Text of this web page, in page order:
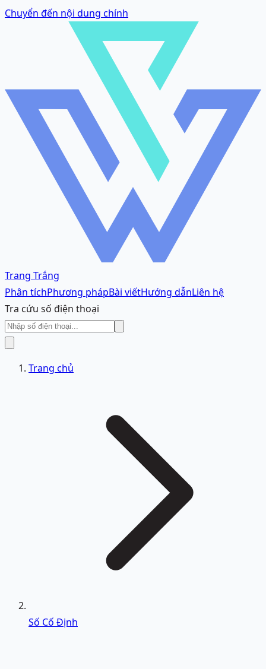
Chuyển đến nội dung chính
Trang Trắng
Phân tíchPhương phápBài viếtHướng dẫnLiên hệ
Tra cứu số điện thoại
Trang chủ
Số Cố Định